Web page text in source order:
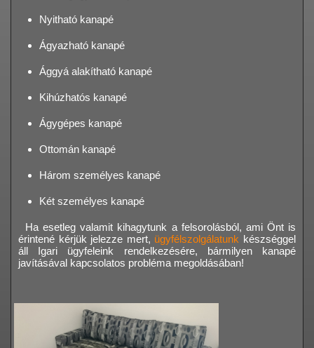
Nyitható kanapé
Ágyazható kanapé
Ággyá alakítható kanapé
Kihúzhatós kanapé
Ágygépes kanapé
Ottomán kanapé
Három személyes kanapé
Két személyes kanapé
Ha esetleg valamit kihagytunk a felsorolásból, ami Önt is
érintené kérjük jelezze mert, ügyfélszolgálatunk készséggel
áll Igari ügyfeleink rendelkezésére, bármilyen kanapé
javításával kapcsolatos probléma megoldásában!